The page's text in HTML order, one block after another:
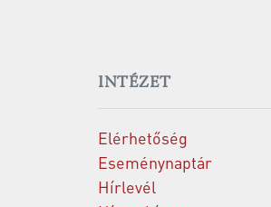
INTÉZET
Elérhetőség
Eseménynaptár
Hírlevél